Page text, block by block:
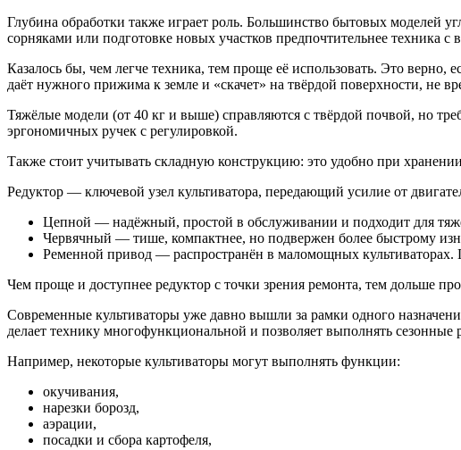
Глубина обработки также играет роль. Большинство бытовых моделей
сорняками или подготовке новых участков предпочтительнее техника с
Казалось бы, чем легче техника, тем проще её использовать. Это
даёт нужного прижима к земле и «скачет» на твёрдой поверхности, не
Тяжёлые модели (от 40 кг и выше) справляются с твёрдой почвой, но
эргономичных ручек с регулировкой.
Также стоит учитывать складную конструкцию: это удобно при
Редуктор — ключевой узел культиватора, передающий усилие от
Цепной — надёжный, простой в обслуживании и подходит для
Червячный — тише, компактнее, но подвержен более быстрому
Ременной привод — распространён в маломощных
Чем проще и доступнее редуктор с точки зрения ремонта, тем дольше
Современные культиваторы уже давно вышли за рамки одного
делает технику многофункциональной и позволяет выполнять
Например, некоторые культиваторы могут выполнять функции:
окучивания,
нарезки борозд,
аэрации,
посадки и сбора картофеля,